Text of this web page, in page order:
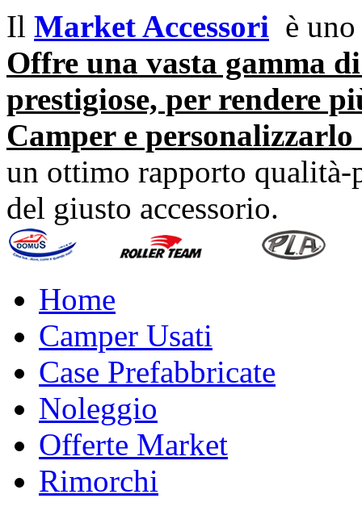
Il Market Accessori è
Offre una vasta gamma
prestigiose, per rendere
Camper e
un ottimo rapporto qualità-
del giusto accessorio.
Home
Camper Usati
Case Prefabbricate
Noleggio
Offerte Market
Rimorchi